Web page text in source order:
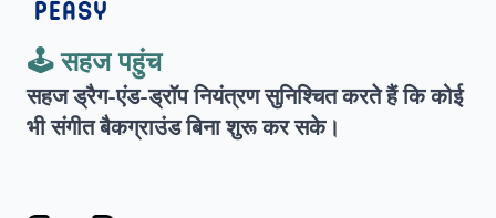
🕹️ सहज पहुंच
सहज ड्रैग-एंड-ड्रॉप नियंत्रण सुनिश्चित करते हैं कि कोई
भी संगीत बैकग्राउंड बिना शुरू कर सके।